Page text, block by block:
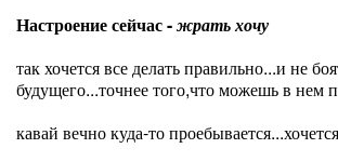
Настроение сейчас -жрать хочу
так хочется все делать правильно...и не
будущего...точнее того,что можешь в нем
кавай вечно куда-то